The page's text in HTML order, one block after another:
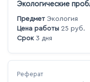
Экологические
Предмет Экология
Цена работы 25 руб.
Срок3 дня
Реферат